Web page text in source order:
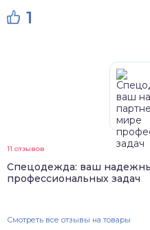
1
11 отзывов
Спецодежда: ваш
профессиональных задач
Смотреть все отзывы на товары